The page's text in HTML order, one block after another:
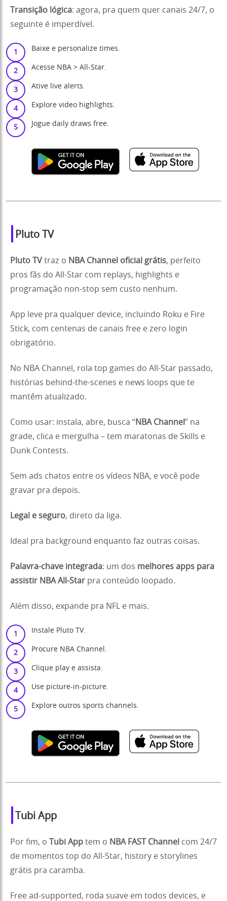
Transição lógica: agora, pra quem quer canais 24/7, o
seguinte é imperdível.
Baixe e personalize times.
Acesse NBA > All-Star.
Ative live alerts.
Explore video highlights.
Jogue daily draws free.
Pluto TV
Pluto TV traz o NBA Channel oficial grátis, perfeito
pros fãs do All-Star com replays, highlights e
programação non-stop sem custo nenhum.
App leve pra qualquer device, incluindo Roku e Fire
Stick, com centenas de canais free e zero login
obrigatório.
No NBA Channel, rola top games do All-Star passado,
histórias behind-the-scenes e news loops que te
mantêm atualizado.
Como usar: instala, abre, busca “ NBA Channel ” na
grade, clica e mergulha – tem maratonas de Skills e
Dunk Contests.
Sem ads chatos entre os vídeos NBA, e você pode
gravar pra depois.
Legal e seguro, direto da liga.
Ideal pra background enquanto faz outras coisas.
Palavra-chave integrada: um dos melhores apps para
assistir NBA All-Star pra conteúdo loopado.
Além disso, expande pra NFL e mais.
Instale Pluto TV.
Procure NBA Channel.
Clique play e assista.
Use picture-in-picture.
Explore outros sports channels.
Tubi App
Por fim, o Tubi App tem o NBA FAST Channel com 24/7
de momentos top do All-Star, history e storylines
grátis pra caramba.
Free ad-supported, roda suave em todos devices, e